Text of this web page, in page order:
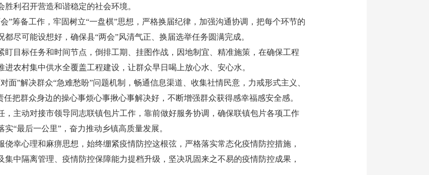
利召开营造和谐稳定的社会环境。
备工作，牢固树立“一盘棋”思想，严格换届纪律，加强沟通协调，把每个环节的
尽可能设想好，确保县“两会”风清气正、换届选举任务圆满完成。
目标任务和时间节点，倒排工期、挂图作战，因地制宜、精准施策，在确保工程
农村集中供水全覆盖工程建设，让群众早日喝上放心水、安心水。
”解决群众“急难愁盼”问题机制，畅通信息渠道、收集社情民意，力戒形式主义、
把群众身边的操心事烦心事揪心事解决好，不断增强群众获得感幸福感安全感。
主动对接市领导同志联镇包片工作，靠前做好服务协调，确保联镇包片各项工作
“最后一公里”，奋力推动乡镇高质量发展。
心理和麻痹思想，始终绷紧疫情防控这根弦，严格落实常态化疫情防控措施，
中隔离管理、疫情防控保障能力提档升级，坚决巩固来之不易的疫情防控成果，